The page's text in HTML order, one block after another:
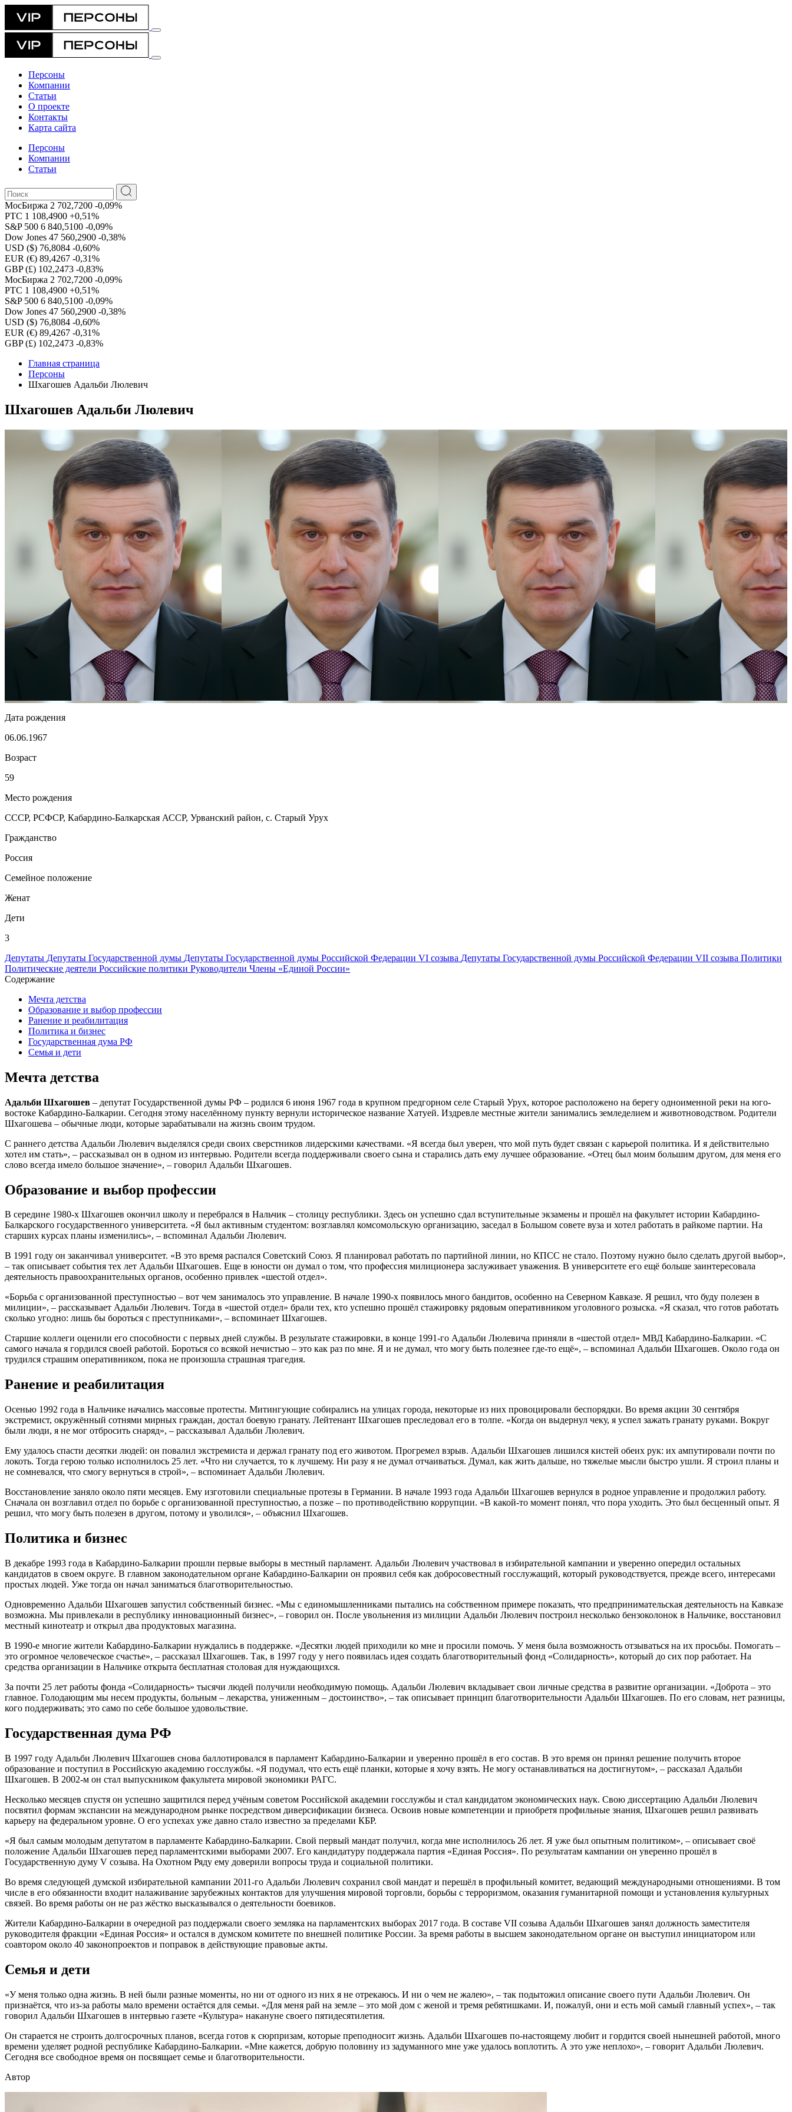
Персоны
Компании
Статьи
О проекте
Контакты
Карта сайта
Персоны
Компании
Статьи
МосБиржа 2 702,7200 -0,09%
РТС 1 108,4900 +0,51%
S&P 500 6 840,5100 -0,09%
Dow Jones 47 560,2900 -0,38%
USD ($) 76,8084 -0,60%
EUR (€) 89,4267 -0,31%
GBP (£) 102,2473 -0,83%
МосБиржа 2 702,7200 -0,09%
РТС 1 108,4900 +0,51%
S&P 500 6 840,5100 -0,09%
Dow Jones 47 560,2900 -0,38%
USD ($) 76,8084 -0,60%
EUR (€) 89,4267 -0,31%
GBP (£) 102,2473 -0,83%
Главная страница
Персоны
Шхагошев Адальби Люлевич
Шхагошев Адальби Люлевич
Дата рождения
06.06.1967
Возраст
59
Место рождения
СССР, РСФСР, Кабардино-Балкарская АССР, Урванский район, с. Старый Урух
Гражданство
Россия
Семейное положение
Женат
Дети
3
Депутаты Депутаты Государственной думы Депутаты Государственной думы Российской Федерации VI созыва Депутаты Государственной думы Российской Федерации VII созыва Политики
Политические деятели Российские политики Руководители Члены «Единой России»
Содержание
Мечта детства
Образование и выбор профессии
Ранение и реабилитация
Политика и бизнес
Государственная дума РФ
Семья и дети
Мечта детства
Адальби Шхагошев – депутат Государственной думы РФ – родился 6 июня 1967 года в крупном предгорном селе Старый Урух, которое расположено на берегу одноименной реки на юго-
востоке Кабардино-Балкарии. Сегодня этому населённому пункту вернули историческое название Хатуей. Издревле местные жители занимались земледелием и животноводством. Родители
Шхагошева – обычные люди, которые зарабатывали на жизнь своим трудом.
С раннего детства Адальби Люлевич выделялся среди своих сверстников лидерскими качествами. «Я всегда был уверен, что мой путь будет связан с карьерой политика. И я действительно
хотел им стать», – рассказывал он в одном из интервью. Родители всегда поддерживали своего сына и старались дать ему лучшее образование. «Отец был моим большим другом, для меня его
слово всегда имело большое значение», – говорил Адальби Шхагошев.
Образование и выбор профессии
В середине 1980-х Шхагошев окончил школу и перебрался в Нальчик – столицу республики. Здесь он успешно сдал вступительные экзамены и прошёл на факультет истории Кабардино-
Балкарского государственного университета. «Я был активным студентом: возглавлял комсомольскую организацию, заседал в Большом совете вуза и хотел работать в райкоме партии. На
старших курсах планы изменились», – вспоминал Адальби Люлевич.
В 1991 году он заканчивал университет. «В это время распался Советский Союз. Я планировал работать по партийной линии, но КПСС не стало. Поэтому нужно было сделать другой выбор»,
– так описывает события тех лет Адальби Шхагошев. Еще в юности он думал о том, что профессия милиционера заслуживает уважения. В университете его ещё больше заинтересовала
деятельность правоохранительных органов, особенно привлек «шестой отдел».
«Борьба с организованной преступностью – вот чем занималось это управление. В начале 1990-х появилось много бандитов, особенно на Северном Кавказе. Я решил, что буду полезен в
милиции», – рассказывает Адальби Люлевич. Тогда в «шестой отдел» брали тех, кто успешно прошёл стажировку рядовым оперативником уголовного розыска. «Я сказал, что готов работать
сколько угодно: лишь бы бороться с преступниками», – вспоминает Шхагошев.
Старшие коллеги оценили его способности с первых дней службы. В результате стажировки, в конце 1991-го Адальби Люлевича приняли в «шестой отдел» МВД Кабардино-Балкарии. «С
самого начала я гордился своей работой. Бороться со всякой нечистью – это как раз по мне. Я и не думал, что могу быть полезнее где-то ещё», – вспоминал Адальби Шхагошев. Около года он
трудился страшим оперативником, пока не произошла страшная трагедия.
Ранение и реабилитация
Осенью 1992 года в Нальчике начались массовые протесты. Митингующие собирались на улицах города, некоторые из них провоцировали беспорядки. Во время акции 30 сентября
экстремист, окружённый сотнями мирных граждан, достал боевую гранату. Лейтенант Шхагошев преследовал его в толпе. «Когда он выдернул чеку, я успел зажать гранату руками. Вокруг
были люди, я не мог отбросить снаряд», – рассказывал Адальби Люлевич.
Ему удалось спасти десятки людей: он повалил экстремиста и держал гранату под его животом. Прогремел взрыв. Адальби Шхагошев лишился кистей обеих рук: их ампутировали почти по
локоть. Тогда герою только исполнилось 25 лет. «Что ни случается, то к лучшему. Ни разу я не думал отчаиваться. Думал, как жить дальше, но тяжелые мысли быстро ушли. Я строил планы и
не сомневался, что смогу вернуться в строй», – вспоминает Адальби Люлевич.
Восстановление заняло около пяти месяцев. Ему изготовили специальные протезы в Германии. В начале 1993 года Адальби Шхагошев вернулся в родное управление и продолжил работу.
Сначала он возглавил отдел по борьбе с организованной преступностью, а позже – по противодействию коррупции. «В какой-то момент понял, что пора уходить. Это был бесценный опыт. Я
решил, что могу быть полезен в другом, потому и уволился», – объяснил Шхагошев.
Политика и бизнес
В декабре 1993 года в Кабардино-Балкарии прошли первые выборы в местный парламент. Адальби Люлевич участвовал в избирательной кампании и уверенно опередил остальных
кандидатов в своем округе. В главном законодательном органе Кабардино-Балкарии он проявил себя как добросовестный госслужащий, который руководствуется, прежде всего, интересами
простых людей. Уже тогда он начал заниматься благотворительностью.
Одновременно Адальби Шхагошев запустил собственный бизнес. «Мы с единомышленниками пытались на собственном примере показать, что предпринимательская деятельность на Кавказе
возможна. Мы привлекали в республику инновационный бизнес», – говорил он. После увольнения из милиции Адальби Люлевич построил несколько бензоколонок в Нальчике, восстановил
местный кинотеатр и открыл два продуктовых магазина.
В 1990-е многие жители Кабардино-Балкарии нуждались в поддержке. «Десятки людей приходили ко мне и просили помочь. У меня была возможность отзываться на их просьбы. Помогать –
это огромное человеческое счастье», – рассказал Шхагошев. Так, в 1997 году у него появилась идея создать благотворительный фонд «Солидарность», который до сих пор работает. На
средства организации в Нальчике открыта бесплатная столовая для нуждающихся.
За почти 25 лет работы фонда «Солидарность» тысячи людей получили необходимую помощь. Адальби Люлевич вкладывает свои личные средства в развитие организации. «Доброта – это
главное. Голодающим мы несем продукты, больным – лекарства, униженным – достоинство», – так описывает принцип благотворительности Адальби Шхагошев. По его словам, нет разницы,
кого поддерживать; это само по себе большое удовольствие.
Государственная дума РФ
В 1997 году Адальби Люлевич Шхагошев снова баллотировался в парламент Кабардино-Балкарии и уверенно прошёл в его состав. В это время он принял решение получить второе
образование и поступил в Российскую академию госслужбы. «Я подумал, что есть ещё планки, которые я хочу взять. Не могу останавливаться на достигнутом», – рассказал Адальби
Шхагошев. В 2002-м он стал выпускником факультета мировой экономики РАГС.
Несколько месяцев спустя он успешно защитился перед учёным советом Российской академии госслужбы и стал кандидатом экономических наук. Свою диссертацию Адальби Люлевич
посвятил формам экспансии на международном рынке посредством диверсификации бизнеса. Освоив новые компетенции и приобретя профильные знания, Шхагошев решил развивать
карьеру на федеральном уровне. О его успехах уже давно стало известно за пределами КБР.
«Я был самым молодым депутатом в парламенте Кабардино-Балкарии. Свой первый мандат получил, когда мне исполнилось 26 лет. Я уже был опытным политиком», – описывает своё
положение Адальби Шхагошев перед парламентскими выборами 2007. Его кандидатуру поддержала партия «Единая Россия». По результатам кампании он уверенно прошёл в
Государственную думу V созыва. На Охотном Ряду ему доверили вопросы труда и социальной политики.
Во время следующей думской избирательной кампании 2011-го Адальби Люлевич сохранил свой мандат и перешёл в профильный комитет, ведающий международными отношениями. В том
числе в его обязанности входит налаживание зарубежных контактов для улучшения мировой торговли, борьбы с терроризмом, оказания гуманитарной помощи и установления культурных
связей. Во время работы он не раз жёстко высказывался о деятельности боевиков.
Жители Кабардино-Балкарии в очередной раз поддержали своего земляка на парламентских выборах 2017 года. В составе VII созыва Адальби Шхагошев занял должность заместителя
руководителя фракции «Единая Россия» и остался в думском комитете по внешней политике России. За время работы в высшем законодательном органе он выступил инициатором или
соавтором около 40 законопроектов и поправок в действующие правовые акты.
Семья и дети
«У меня только одна жизнь. В ней были разные моменты, но ни от одного из них я не отрекаюсь. И ни о чем не жалею», – так подытожил описание своего пути Адальби Люлевич. Он
признаётся, что из-за работы мало времени остаётся для семьи. «Для меня рай на земле – это мой дом с женой и тремя ребятишками. И, пожалуй, они и есть мой самый главный успех», – так
говорил Адальби Шхагошев в интервью газете «Культура» накануне своего пятидесятилетия.
Он старается не строить долгосрочных планов, всегда готов к сюрпризам, которые преподносит жизнь. Адальби Шхагошев по-настоящему любит и гордится своей нынешней работой, много
времени уделяет родной республике Кабардино-Балкарии. «Мне кажется, добрую половину из задуманного мне уже удалось воплотить. А это уже неплохо», – говорит Адальби Люлевич.
Сегодня все свободное время он посвящает семье и благотворительности.
Автор